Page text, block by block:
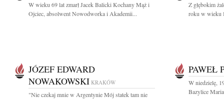
W wieku 69 lat zmarł Jacek Balicki Kochany Mąż i
Ojciec, absolwent Nowodworka i Akademii...
Z głębokim
roku w wieku
JÓZEF EDWARD
NOWAKOWSKI KRAKÓW
"Nie czekaj mnie w Argentynie Mój statek tam nie
PAWEŁ
W niedzielę,
Bazylice